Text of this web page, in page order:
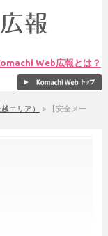
Web広報とは？
エリア） >
【安全メー